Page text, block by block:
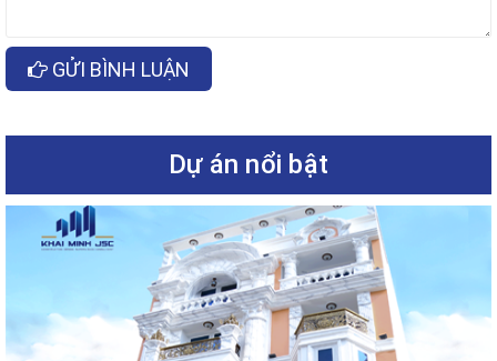
GỬI BÌNH LUẬN
Dự án nổi bật